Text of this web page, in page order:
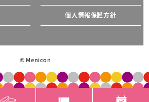
個人情報保護方針
© Menicon